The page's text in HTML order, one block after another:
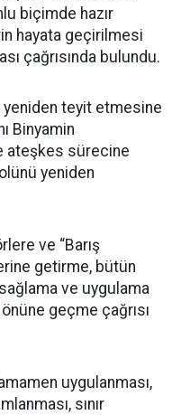
biçimde hazır
hayata geçirilmesi
çağrısında bulundu.
yeniden teyit etmesine
Binyamin
ateşkes sürecine
yeniden
ve “Barış
getirme, bütün
ve uygulama
geçme çağrısı
uygulanması,
sınır